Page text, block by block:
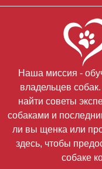
Наша миссия -
владельцев
найти советы
собаками и
ли вы щенка или
здесь, чтобы
собаке